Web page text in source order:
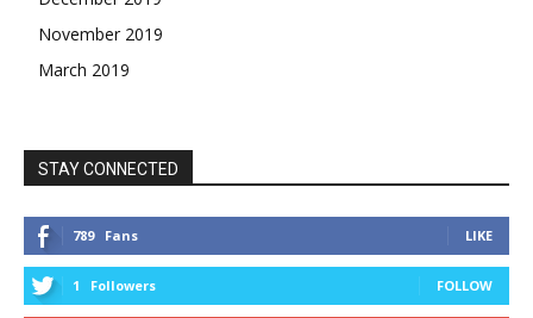
November 2019
March 2019
STAY CONNECTED
789 Fans LIKE
1 Followers FOLLOW